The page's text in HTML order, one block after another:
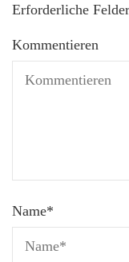
Erforderliche
Kommentieren
Name*